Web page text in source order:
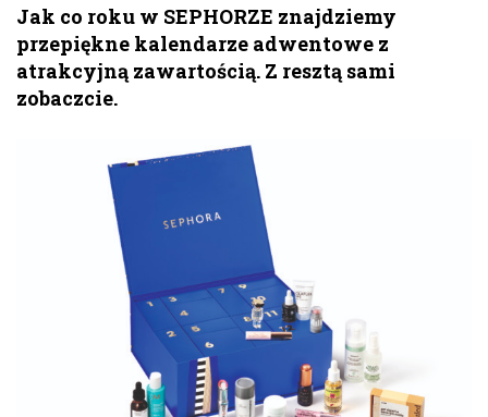
Jak co roku w SEPHORZE znajdziemy
przepiękne kalendarze adwentowe z
atrakcyjną zawartością. Z resztą sami
zobaczcie.